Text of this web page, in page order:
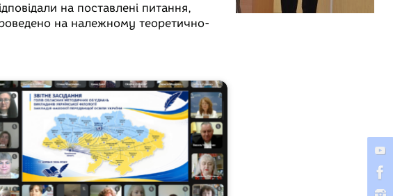
на поставлені питання,
на належному теоретично-